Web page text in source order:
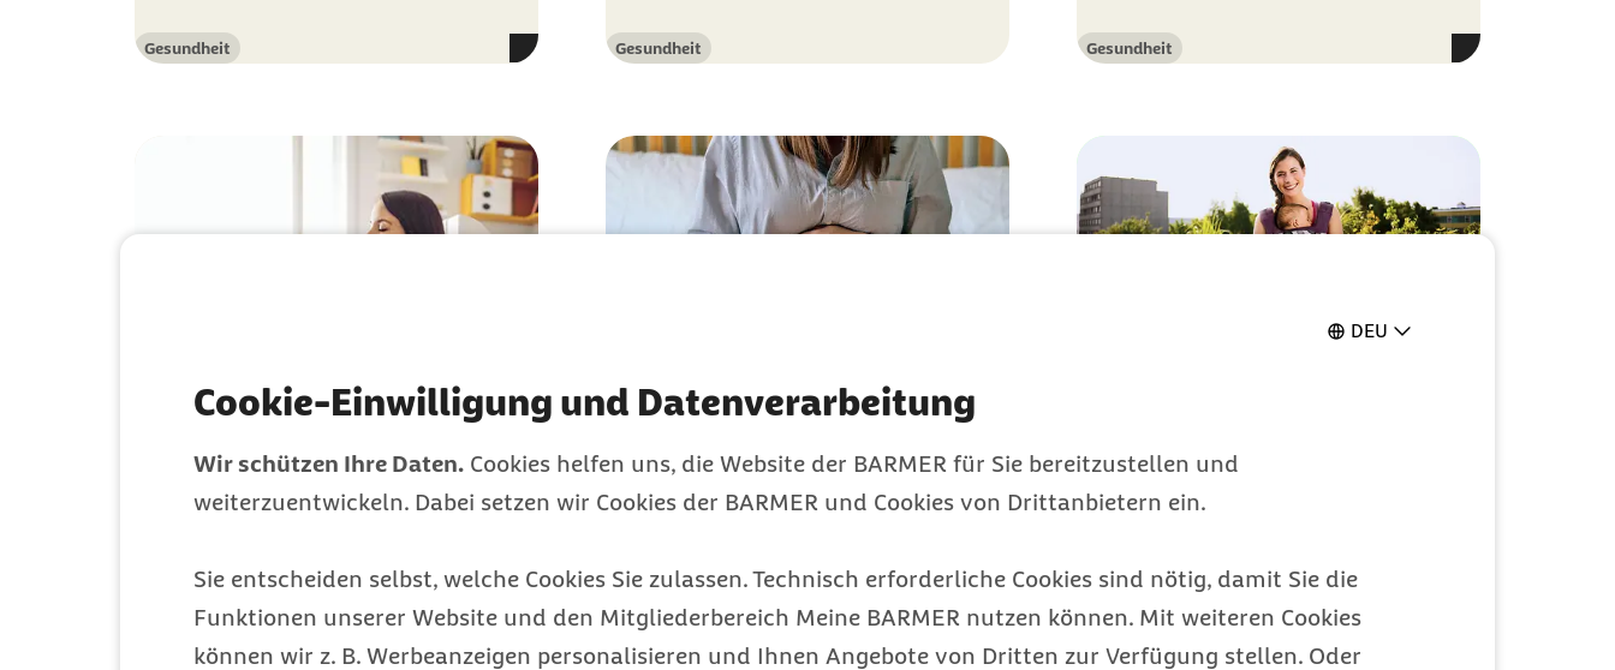
DEU
Cookie-Einwilligung und Datenverarbeitung
Wir schützen Ihre Daten. Cookies helfen uns, die Website der BARMER für Sie bereitzustellen und
weiterzuentwickeln. Dabei setzen wir Cookies der BARMER und Cookies von Drittanbietern ein.
Sie entscheiden selbst, welche Cookies Sie zulassen. Technisch erforderliche Cookies sind nötig, damit Sie die
Funktionen unserer Website und den Mitgliederbereich Meine BARMER nutzen können. Mit weiteren Cookies
können wir z. B. Werbeanzeigen personalisieren und Ihnen Angebote von Dritten zur Verfügung stellen. Oder
Kategorie
Gesundheit
Kategorie
Gesundheit
Kategorie
Gesundheit
Schwangerschaftskomplikation
Was die Diagnose so schwierig macht
Wann spricht man von
einer
Leistungen und Zusatzuntersuchungen für Mutter
und Kind
Geburtsvorbereitung,
egal ob vor Ort oder
online
14 Gruppenstunden zur Geburtsvorbereitung